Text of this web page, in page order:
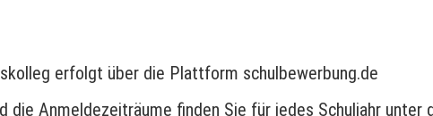
erfolgt über die Plattform schulbewerbung.de
die Anmeldezeiträume finden Sie für jedes Schuljahr unter